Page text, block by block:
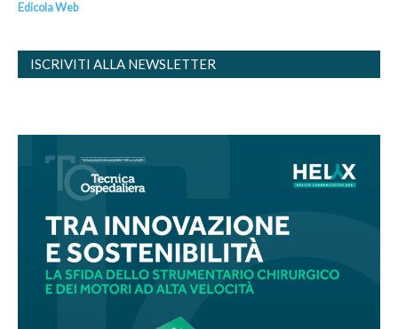
Edicola Web
ISCRIVITI ALLA NEWSLETTER